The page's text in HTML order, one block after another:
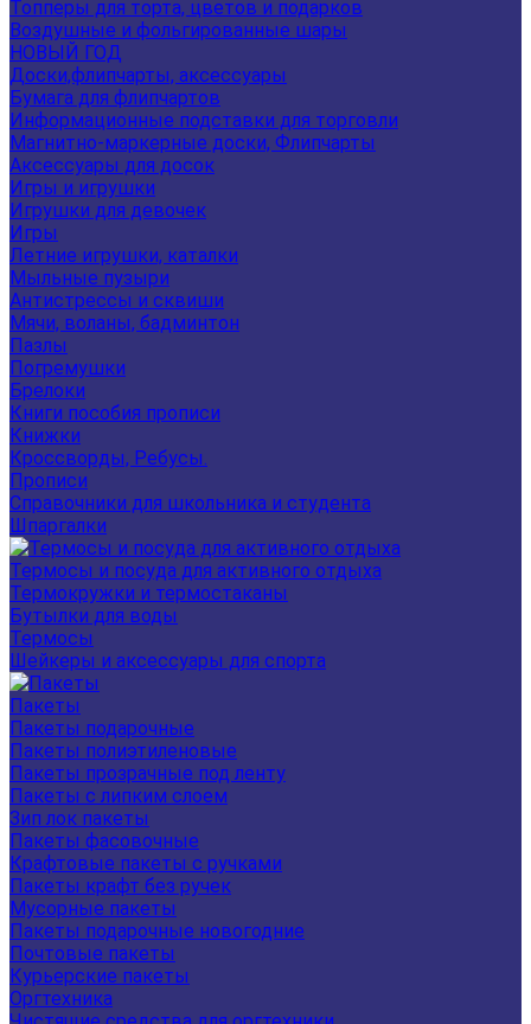
Топперы для торта, цветов и подарков
Воздушные и фольгированные шары
НОВЫЙ ГОД
Доски,флипчарты, аксессуары
Бумага для флипчартов
Информационные подставки для торговли
Магнитно-маркерные доски, Флипчарты
Аксессуары для досок
Игры и игрушки
Игрушки для девочек
Игры
Летние игрушки, каталки
Мыльные пузыри
Антистрессы и сквиши
Мячи, воланы, бадминтон
Пазлы
Погремушки
Брелоки
Книги пособия прописи
Книжки
Кроссворды, Ребусы.
Прописи
Справочники для школьника и студента
Шпаргалки
Термосы и посуда для активного отдыха
Термокружки и термостаканы
Бутылки для воды
Термосы
Шейкеры и аксессуары для спорта
Пакеты
Пакеты подарочные
Пакеты полиэтиленовые
Пакеты прозрачные под ленту
Пакеты с липким слоем
Зип лок пакеты
Пакеты фасовочные
Крафтовые пакеты с ручками
Пакеты крафт без ручек
Мусорные пакеты
Пакеты подарочные новогодние
Почтовые пакеты
Курьерские пакеты
Оргтехника